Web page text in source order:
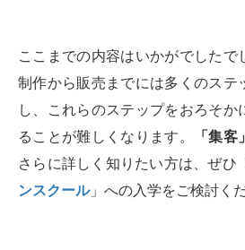
ここまでの内容はいかがでしたで
制作から販売までには多くのステ
し、これらのステップをおろそか
ることが難しくなります。
「集客
さらに詳しく知りたい方は、ぜひ「
ンスクール」への入学をご検討くだ